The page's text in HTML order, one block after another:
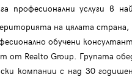
професионални услуги в
на цялата
обучени
от Realto Group. Групата
компании с над 30